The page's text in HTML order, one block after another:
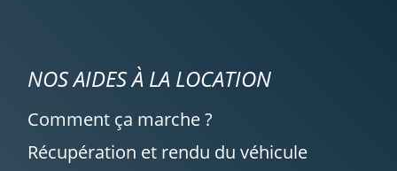
NOS AIDES À LA LOCATION
Comment ça marche ?
Récupération et rendu du véhicule